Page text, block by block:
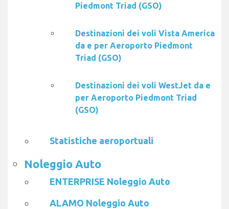
Piedmont Triad (GSO)
Destinazioni dei voli Vista America
da e per Aeroporto Piedmont
Triad (GSO)
Destinazioni dei voli WestJet da e
per Aeroporto Piedmont Triad
(GSO)
Statistiche aeroportuali
Noleggio Auto
ENTERPRISE Noleggio Auto
ALAMO Noleggio Auto